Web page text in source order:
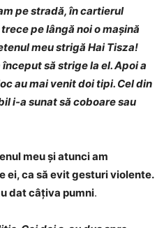
pe stradă, în cartierul
pe lângă noi o mașină
meu strigă Hai Tisza!
să strige la el. Apoi a
au mai venit doi tipi. Cel din
i-a sunat să coboare sau
meu și atunci am
ca să evit gesturi violente.
dat câțiva pumni.